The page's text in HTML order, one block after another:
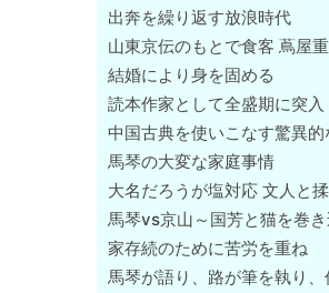
出奔を繰り返す放浪時代
山東京伝のもとで食客 蔦屋
結婚により身を固める
読本作家として全盛期に突入
中国古典を使いこなす驚異
馬琴の大変な家庭事情
大名だろうが塩対応 文人と
馬琴vs京山～国芳と猫を巻
家存続のために苦労を重ね
馬琴が語り、路が筆を執り